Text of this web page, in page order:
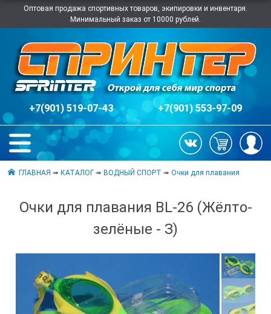
Оптовая продажа спортивных товаров, экипировки и инвентаря.
Минимальный заказ от 10000 рублей.
+7(901) 519-07-43 +7(901) 553-97-09
ГЛАВНАЯ ➠КАТАЛОГ ➠ВОДНЫЙ СПОРТ ➠Очки для плавания
Очки для плавания BL-26 (Жёлто-
зелёные - З)